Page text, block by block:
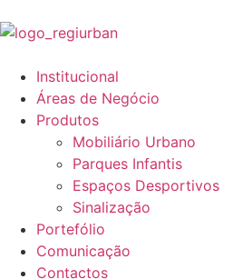
Institucional
Áreas de Negócio
Produtos
Mobiliário Urbano
Parques Infantis
Espaços Desportivos
Sinalização
Portefólio
Comunicação
Contactos